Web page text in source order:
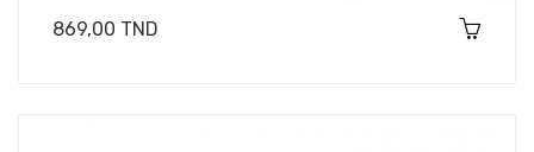
Prix
869,00 TND